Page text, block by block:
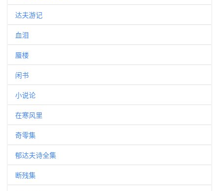
达夫游记
血泪
蜃楼
闲书
小说论
在寒风里
奇零集
郁达夫诗全集
断残集